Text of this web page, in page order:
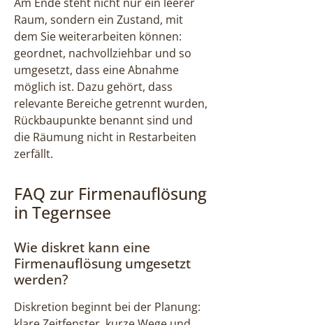
Raum, sondern ein Zustand, mit
dem Sie weiterarbeiten können:
geordnet, nachvollziehbar und so
umgesetzt, dass eine Abnahme
möglich ist. Dazu gehört, dass
relevante Bereiche getrennt wurden,
Rückbaupunkte benannt sind und
die Räumung nicht in Restarbeiten
zerfällt.
FAQ zur Firmenauflösung
in Tegernsee
Wie diskret kann eine
Firmenauflösung umgesetzt
werden?
Diskretion beginnt bei der Planung: